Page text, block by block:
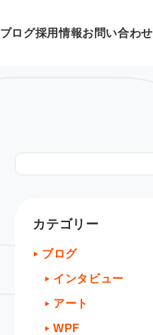
ブログ採用情報お問い合わせ
カテゴリー
ブログ
インタビュー
アート
WPF